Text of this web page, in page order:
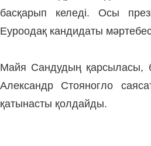
басқарып келеді. Осы
Еуроодақ кандидаты
Майя Сандудың қарсыласы,
Александр Стояногло
қатынасты қолдайды.